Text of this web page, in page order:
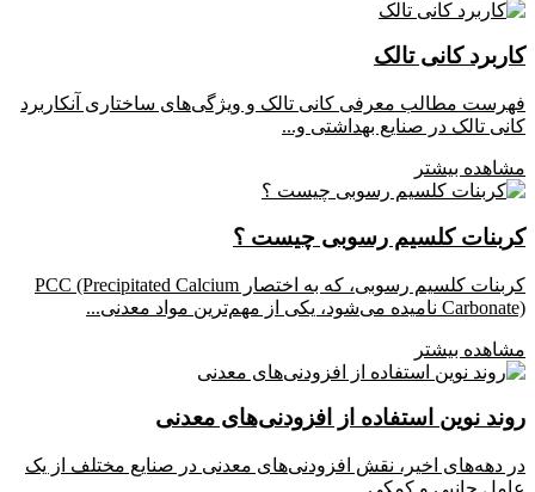
کاربرد کانی تالک
فهرست مطالب معرفی کانی تالک و ویژگی‌های ساختاری آنکاربرد
کانی تالک در صنایع بهداشتی و...
مشاهده بیشتر
کربنات کلسیم رسوبی چیست ؟
کربنات کلسیم رسوبی، که به اختصار PCC (Precipitated Calcium
Carbonate) نامیده می‌شود، یکی از مهم‌ترین مواد معدنی...
مشاهده بیشتر
روند نوین استفاده از افزودنی‌های معدنی
در دهه‌های اخیر، نقش افزودنی‌های معدنی در صنایع مختلف از یک
عامل جانبی و کمکی...